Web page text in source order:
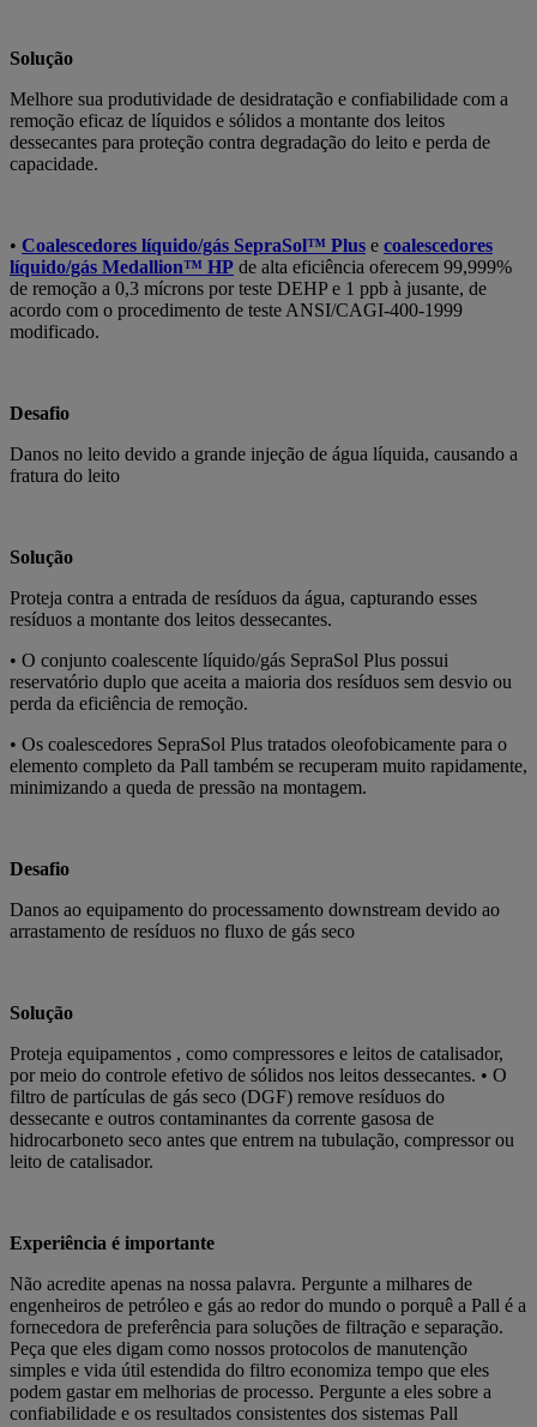
Solução
Melhore sua produtividade de desidratação e confiabilidade com a
remoção eficaz de líquidos e sólidos a montante dos leitos
dessecantes para proteção contra degradação do leito e perda de
capacidade.
• Coalescedores líquido/gás SepraSol™ Plus e coalescedores
líquido/gás Medallion™ HP de alta eficiência oferecem 99,999%
de remoção a 0,3 mícrons por teste DEHP e 1 ppb à jusante, de
acordo com o procedimento de teste ANSI/CAGI-400-1999
modificado.
Desafio
Danos no leito devido a grande injeção de água líquida, causando a
fratura do leito
Solução
Proteja contra a entrada de resíduos da água, capturando esses
resíduos a montante dos leitos dessecantes.
• O conjunto coalescente líquido/gás SepraSol Plus possui
reservatório duplo que aceita a maioria dos resíduos sem desvio ou
perda da eficiência de remoção.
• Os coalescedores SepraSol Plus tratados oleofobicamente para o
elemento completo da Pall também se recuperam muito rapidamente,
minimizando a queda de pressão na montagem.
Desafio
Danos ao equipamento do processamento downstream devido ao
arrastamento de resíduos no fluxo de gás seco
Solução
Proteja equipamentos , como compressores e leitos de catalisador,
por meio do controle efetivo de sólidos nos leitos dessecantes. • O
filtro de partículas de gás seco (DGF) remove resíduos do
dessecante e outros contaminantes da corrente gasosa de
hidrocarboneto seco antes que entrem na tubulação, compressor ou
leito de catalisador.
Experiência é importante
Não acredite apenas na nossa palavra. Pergunte a milhares de
engenheiros de petróleo e gás ao redor do mundo o porquê a Pall é a
fornecedora de preferência para soluções de filtração e separação.
Peça que eles digam como nossos protocolos de manutenção
simples e vida útil estendida do filtro economiza tempo que eles
podem gastar em melhorias de processo. Pergunte a eles sobre a
confiabilidade e os resultados consistentes dos sistemas Pall